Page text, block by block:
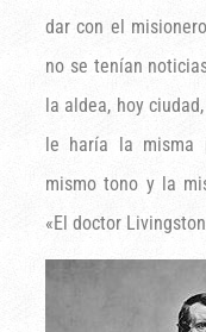
dar con el
no se tenían
la aldea, hoy
le haría la misma
mismo tono y la
«El doctor